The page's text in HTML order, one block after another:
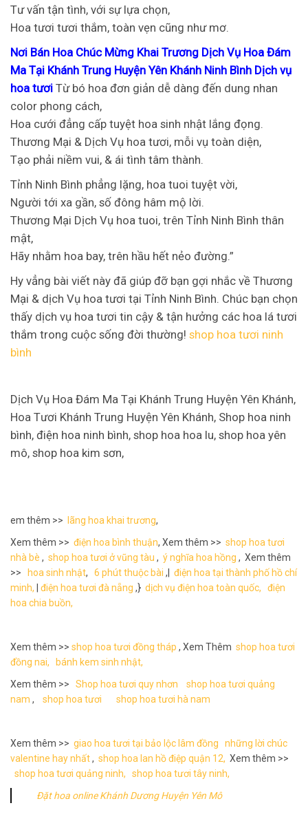
Tư vấn tận tình, với sự lựa chọn,
Hoa tươi tươi thắm, toàn vẹn cũng như mơ.
Nơi Bán Hoa Chúc Mừng Khai Trương Dịch Vụ Hoa Đám
Ma Tại Khánh Trung Huyện Yên Khánh Ninh Bình Dịch vụ
hoa tươi Từ bó hoa đơn giản dễ dàng đến dung nhan
color phong cách,
Hoa cưới đẳng cấp tuyệt hoa sinh nhật lắng đọng.
Thương Mại & Dịch Vụ hoa tươi, mỗi vụ toàn diện,
Tạo phải niềm vui, & ái tình tâm thành.
Tỉnh Ninh Bình phẳng lặng, hoa tuoi tuyệt vời,
Người tới xa gần, số đông hâm mộ lời.
Thương Mại Dịch Vụ hoa tuoi, trên Tỉnh Ninh Bình thân
mật,
Hãy nhằm hoa bay, trên hầu hết nẻo đường.”
Hy vẳng bài viết này đã giúp đỡ bạn gợi nhắc về Thương
Mại & dịch Vụ hoa tươi tại Tỉnh Ninh Bình. Chúc bạn chọn
thấy dịch vụ hoa tươi tin cậy & tận hưởng các hoa lá tươi
thắm trong cuộc sống đời thường! shop hoa tươi ninh
bình
Dịch Vụ Hoa Đám Ma Tại Khánh Trung Huyện Yên Khánh,
Hoa Tươi Khánh Trung Huyện Yên Khánh, Shop hoa ninh
bình, điện hoa ninh bình, shop hoa hoa lu, shop hoa yên
mô, shop hoa kim sơn,
em thêm >> lãng hoa khai trương,
Xem thêm >> điện hoa bình thuận, Xem thêm >> shop hoa tươi
nhà bè , shop hoa tươi ở vũng tàu , ý nghĩa hoa hồng , Xem thêm
>>
hoa sinh nhật, 6 phút thuộc bài ,| điện hoa tại thành phố hồ chí
minh,
điện hoa tươi đà nẵng ,} dịch vụ điện hoa toàn quốc,
điện
hoa chia buồn,
Xem thêm >> shop hoa tươi đồng tháp , Xem Thêm shop hoa tươi
đồng nai,
bánh kem sinh nhật,
Xem thêm >> Shop hoa tươi quy nhơn
shop hoa tươi quảng
nam , shop hoa tươi shop hoa tươi hà nam
Xem thêm >> giao hoa tươi tại bảo lộc lâm đồng
những lời chúc
valentine hay nhất, shop hoa lan hồ điệp quận 12, Xem thêm >>
shop hoa tươi quảng ninh,
shop hoa tươi tây ninh,
Đặt hoa online Khánh Dương Huyện Yên Mô